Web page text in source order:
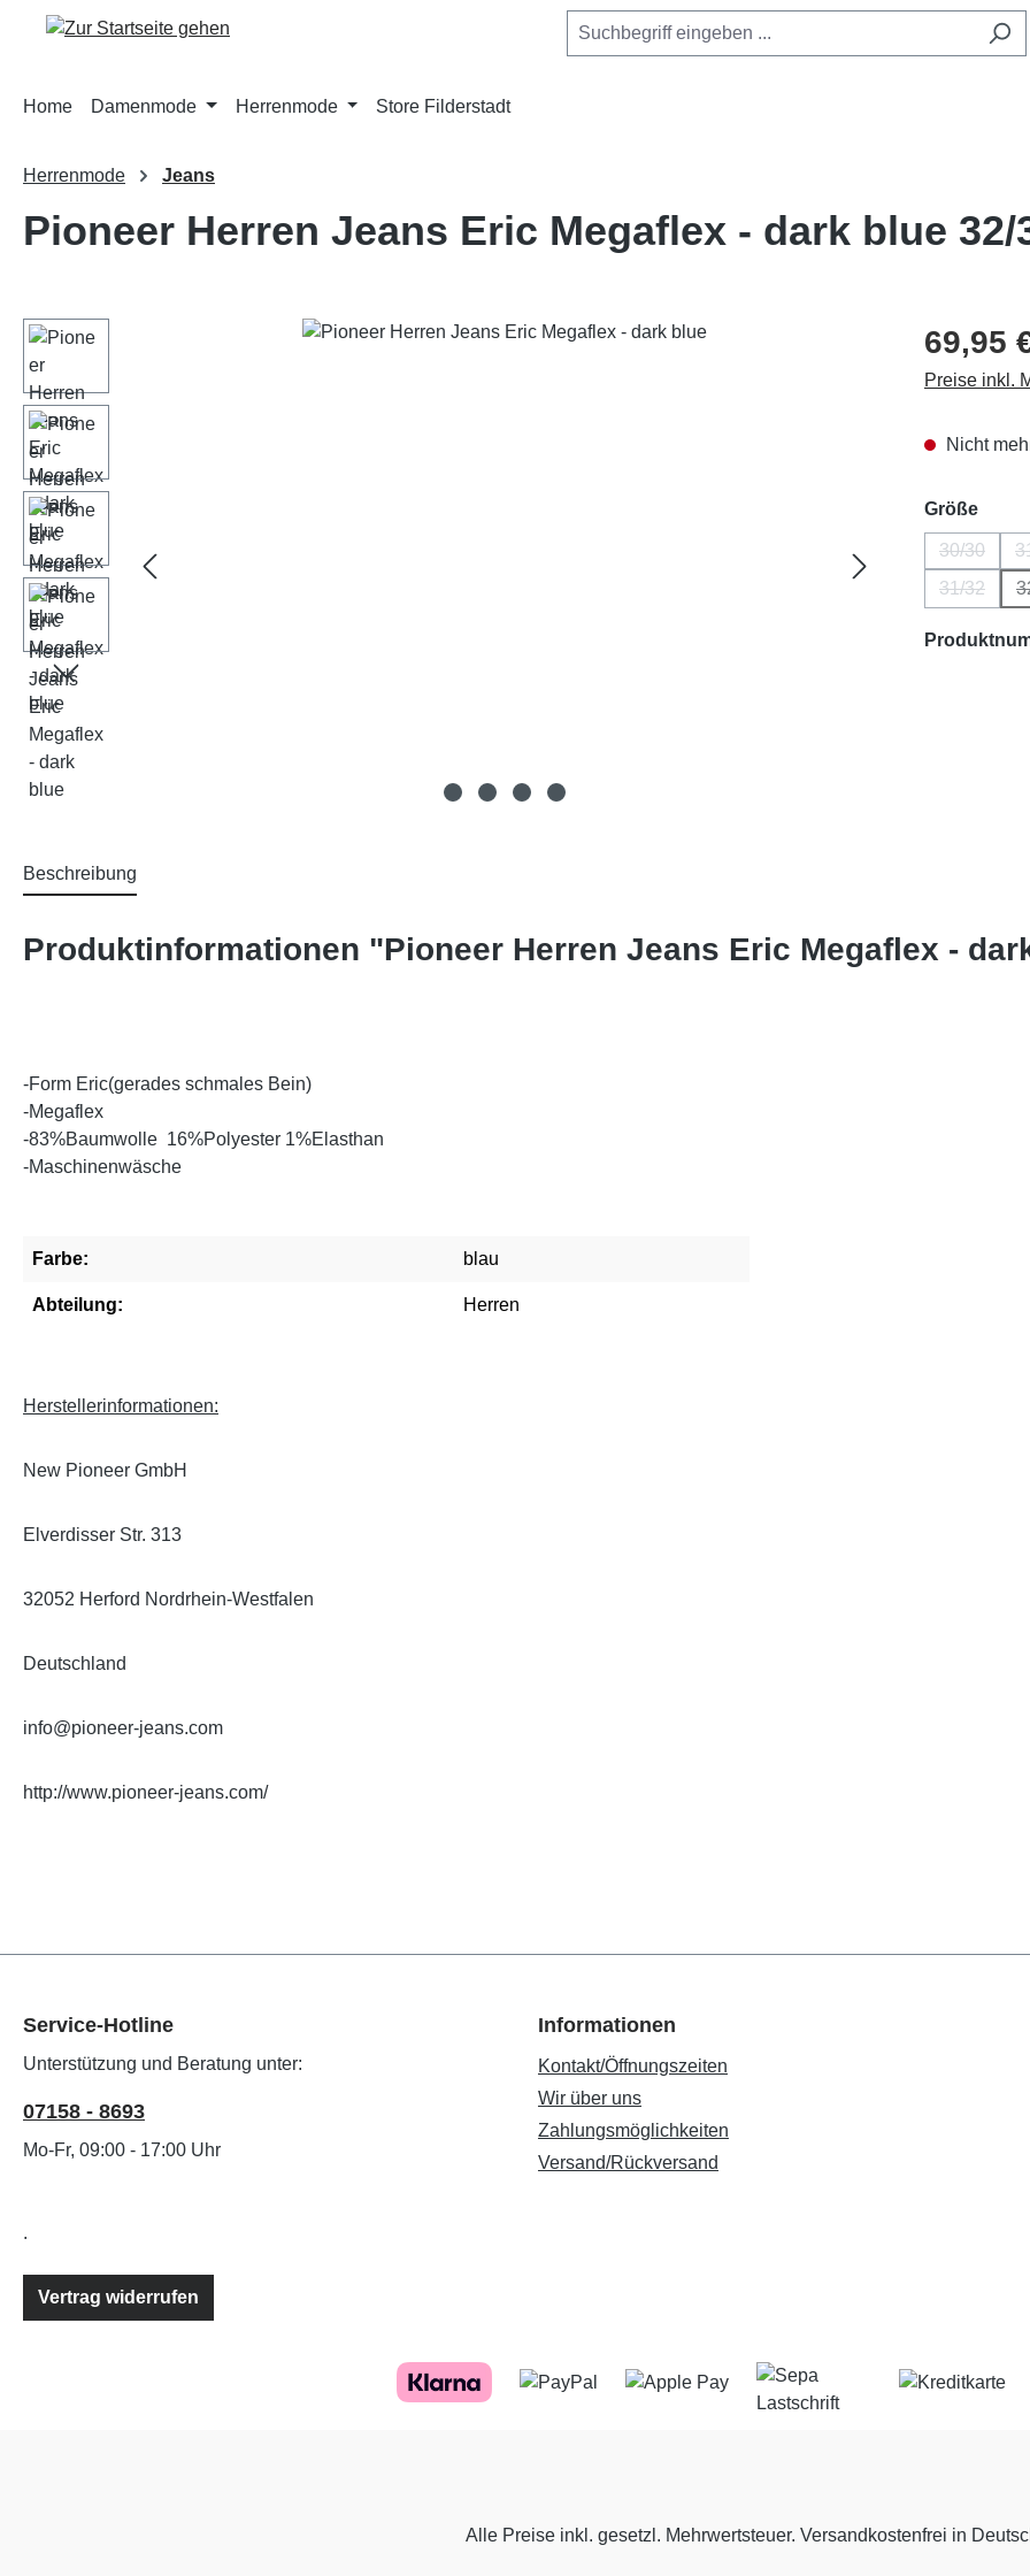
Hauptinhalt springen
Zur Suche springen
Zur Hauptnavigation springen
Home Damenmode Herrenmode Store Filderstadt
Herrenmode Jeans
Pioneer Herren Jeans Eric Megaflex - dark blue 32/
Bildergalerie überspringen 69,95
Preise inkl.
Nicht
Größe
30/30
(Diese
31/32
(Diese
Beschreibung
Produktinformationen "Pioneer Herren Jeans Eric Megaflex -
-Form Eric(gerades schmales Bein)
-Megaflex
-83%Baumwolle 16%Polyester 1%Elasthan
-Maschinenwäsche
Farbe: blau
Abteilung: Herren
Herstellerinformationen:
New Pioneer GmbH
Elverdisser Str. 313
32052 Herford Nordrhein-Westfalen
Deutschland
info@pioneer-jeans.com
http://www.pioneer-jeans.com/
Service-Hotline
Unterstützung und Beratung unter:
07158 - 8693
Mo-Fr, 09:00 - 17:00 Uhr
.
Vertrag widerrufen
Informationen
Kontakt/Öffnungszeiten
Wir über uns
Zahlungsmöglichkeiten
Versand/Rückversand
Alle Preise inkl. gesetzl. Mehrwertsteuer. Versandkostenfrei in